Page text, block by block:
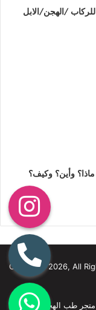
/الهجن/الابل
وأين؟ وكيف؟
متجر طب الهجن